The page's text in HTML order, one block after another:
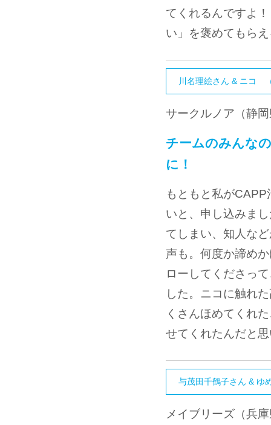
てくれるんですよ
い」を褒めてもら
川名理絵さん & ニコ
サークルノア（静
チームのみんな
に！
もともと私が
いと、申し込みま
てしまい、知人な
声も。何度か諦め
ローしてくださっ
した。ニコに触れ
くさんほめてくれ
せてくれたんだと
与茂田千鶴子さん &
メイブリーズ（兵